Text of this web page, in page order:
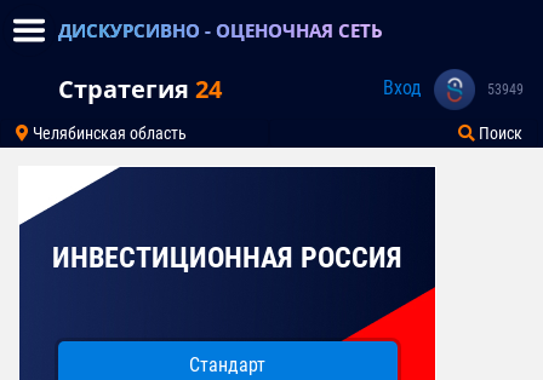
ДИСКУРСИВНО - ОЦЕНОЧНАЯ СЕТЬ
Стратегия 24 Вход 53949
Челябинская область Поиск
ИНВЕСТИЦИОННАЯ РОССИЯ
Стандарт